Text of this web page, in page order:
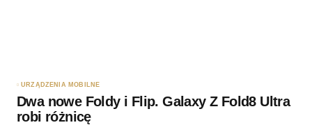
URZĄDZENIA MOBILNE
Dwa nowe Foldy i Flip. Galaxy Z Fold8 Ultra
robi różnicę